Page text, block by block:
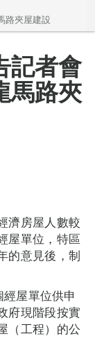
路夾屋建設
記者會
馬路夾
濟房屋人數較
屋單位，特區
的意見後，制
屋單位供申
府現階段按實
（工程）的公